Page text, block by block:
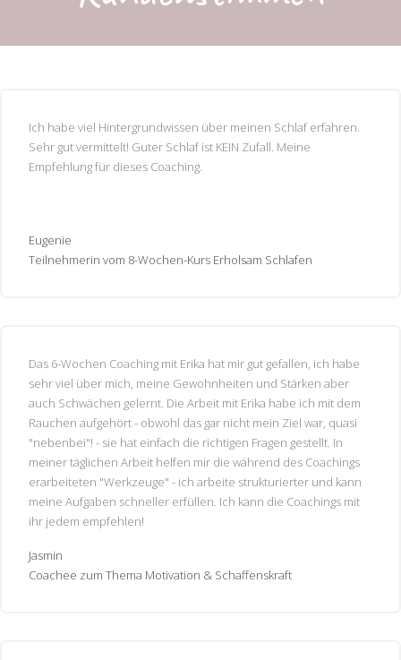
Ich habe viel Hintergrundwissen über meinen Schlaf erfahren.
Sehr gut vermittelt! Guter Schlaf ist KEIN Zufall. Meine
Empfehlung für dieses Coaching.
Eugenie
Teilnehmerin vom 8-Wochen-Kurs Erholsam Schlafen
Das 6-Wochen Coaching mit Erika hat mir gut gefallen, ich habe
sehr viel über mich, meine Gewohnheiten und Stärken aber
auch Schwächen gelernt. Die Arbeit mit Erika habe ich mit dem
Rauchen aufgehört - obwohl das gar nicht mein Ziel war, quasi
"nebenbei"! - sie hat einfach die richtigen Fragen gestellt. In
meiner täglichen Arbeit helfen mir die während des Coachings
erarbeiteten "Werkzeuge" - ich arbeite strukturierter und kann
meine Aufgaben schneller erfüllen. Ich kann die Coachings mit
ihr jedem empfehlen!
Jasmin
Coachee zum Thema Motivation & Schaffenskraft